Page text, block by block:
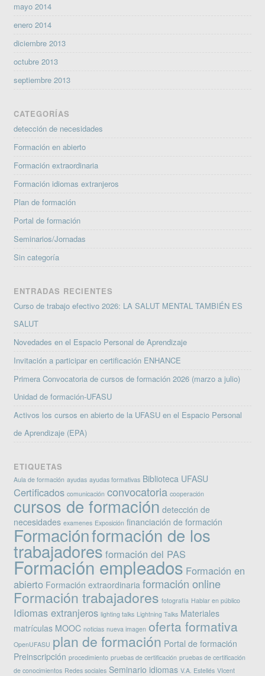
mayo 2014
enero 2014
diciembre 2013
octubre 2013
septiembre 2013
CATEGORÍAS
detección de necesidades
Formación en abierto
Formación extraordinaria
Formación idiomas extranjeros
Plan de formación
Portal de formación
Seminarios/Jornadas
Sin categoría
ENTRADAS RECIENTES
Curso de trabajo efectivo 2026: LA SALUT MENTAL TAMBIÉN ES
SALUT
Novedades en el Espacio Personal de Aprendizaje
Invitación a participar en certificación ENHANCE
Primera Convocatoria de cursos de formación 2026 (marzo a julio)
Unidad de formación-UFASU
Activos los cursos en abierto de la UFASU en el Espacio Personal
de Aprendizaje (EPA)
ETIQUETAS
Aula de formación ayudas ayudas formativas Biblioteca UFASU
Certificados comunicación convocatoria cooperación
cursos de formación detección de
necesidades examenes Exposición financiación de formación
Formaciónformación de los
trabajadores formación del PAS
Formación empleados Formación en
abierto Formación extraordinaria formación online
Formación trabajadores fotografía Hablar en público
Idiomas extranjeros lighting talks Lightning Talks Materiales
matrículas MOOC noticias nueva imagen oferta formativa
OpenUFASU plan de formación Portal de formación
Preinscripción procedimiento pruebas de certificación pruebas de certificación
de conocimientos Redes sociales Seminario idiomas V.A. Estellés VIcent